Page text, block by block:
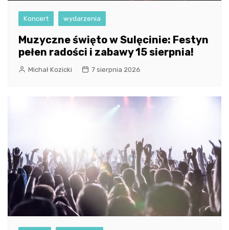
Koncert wydarzenia
Muzyczne święto w Sulęcinie: Festyn
pełen radości i zabawy 15 sierpnia!
Michał Kozicki 7 sierpnia 2026